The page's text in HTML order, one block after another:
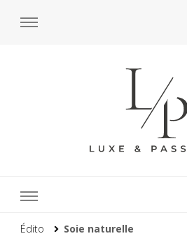
Édito Soie naturelle